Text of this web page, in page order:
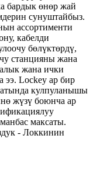
бардык өнөр жай
сунуштайбыз.
ассортименти
кабелди
бөлүктөрдү,
станцияны жана
жана ички
ээ. Lockey ар бир
кулпуланышы
жүзү боюнча ар
максаты.
- Локкинин